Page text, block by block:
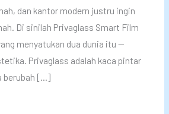
dan kantor modern justru ingin
Di sinilah Privaglass Smart Film
menyatukan dua dunia itu —
Privaglass adalah kaca pintar
berubah […]